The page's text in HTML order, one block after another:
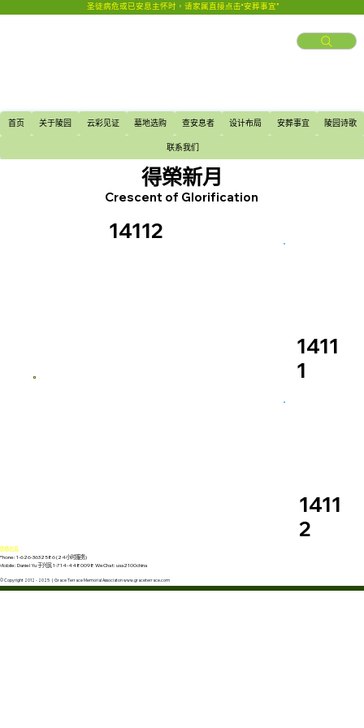
圣徒病危或已安息主怀时，请家属直接点击“安葬事宜”
首页 关于陵园 云彩见证 墓地选购 查安息者 设计布局 安葬事宜 陵园诗歌
联系我们
得榮新月
Crescent of Glorification
14112
1411
1
1411
2
联络信息：
Phone: 1-626-3632586 (24小时服务)
Mobile: Daniel Yu 于兴民 1-714-4480098 WeChat: usa2100china
© Copyright 2012 - 2025 | Grace Terrace Memorial Associaton www.graceterrace.com